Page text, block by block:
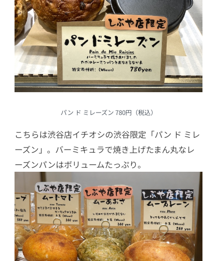
パン ド ミレーズン 780円（税込）
こちらは渋谷店イチオシの渋谷限定「パン ド ミレ
ーズン」。バーミキュラで焼き上げたまん丸なレ
ーズンパンはボリュームたっぷり。